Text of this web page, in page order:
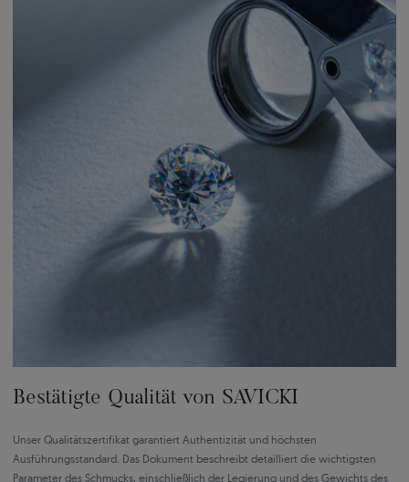
Bestätigte Qualität von SAVICKI
Unser Qualitätszertifikat garantiert Authentizität und höchsten
Ausführungsstandard. Das Dokument beschreibt detailliert die wichtigsten
Parameter des Schmucks, einschließlich der Legierung und des Gewichts des